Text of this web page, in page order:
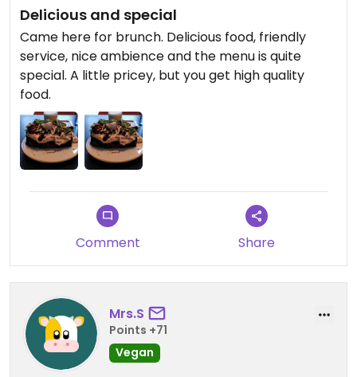
Delicious and special
Came here for brunch. Delicious food, friendly
service, nice ambience and the menu is quite
special. A little pricey, but you get high quality
food.
Comment Share
Mrs.S
Points +71
Vegan